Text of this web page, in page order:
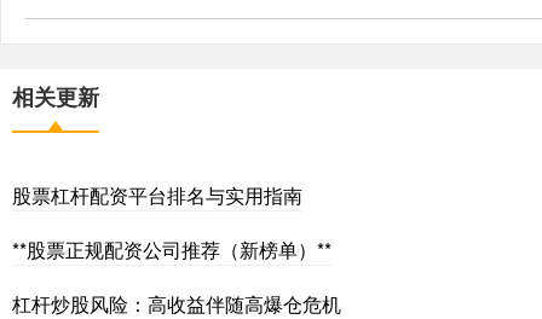
相关更新
股票杠杆配资平台排名与实用指南
**股票正规配资公司推荐（新榜单）**
杠杆炒股风险：高收益伴随高爆仓危机